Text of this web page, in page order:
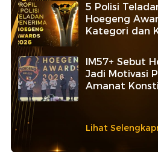
5 Polisi
Hoegeng
Kategori dan
IM57+ Sebut
Jadi Motivasi
Amanat
Lihat